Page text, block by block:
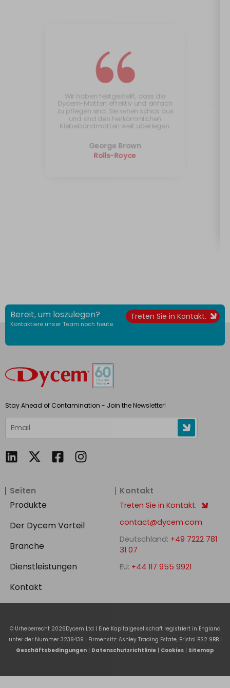
“
Wir haben festgestellt, dass die
Dycem-Matten effektiv und einfach
zu pflegen sind. Sie sehen schick aus
und sind den herkömmlichen
Klebebandmatten weit überlegen.
George Brown
Rolls-Royce
Bereit, um loszulegen?
Kontaktiere unser Team noch heute.
Treten Sie in Kontakt.
Stay Ahead of Contamination - Join the Newsletter!
L
k
e
d
i
n
F
o
o
s
r
e
I
g
r
Seiten
Produkte
Der Dycem Vorteil
Branche
Dienstleistungen
Kontakt
Kontakt
Treten Sie in Kontakt.
contact@dycem.com
Deutschland: +49 7222 781
31 07
EU: +44 117 955 9921
© Urheberrecht 2026Dycem Ltd | Eine Kapitalgesellschaft registriert in England
unter der Nummer 3239439 | Firmensitz: Ashley Trading Estate, Bristol BS2 9BB |
Geschäftsbedingungen | Datenschutzrichtlinie | Cookies | Sitemap